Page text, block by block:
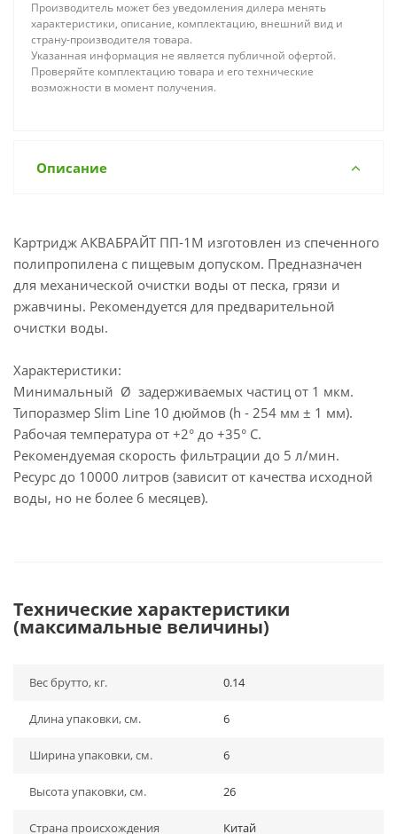
Производитель может без уведомления дилера менять
характеристики, описание, комплектацию, внешний вид и
страну-производителя товара.
Указанная информация не является публичной офертой.
Проверяйте комплектацию товара и его технические
возможности в момент получения.
Описание
Картридж АКВАБРАЙТ ПП-1М изготовлен из спеченного
полипропилена с пищевым допуском. Предназначен
для механической очистки воды от песка, грязи и
ржавчины. Рекомендуется для предварительной
очистки воды.
Характеристики:
Минимальный Ø задерживаемых частиц от 1 мкм.
Типоразмер Slim Line 10 дюймов (h - 254 мм ± 1 мм).
Рабочая температура от +2° до +35° С.
Рекомендуемая скорость фильтрации до 5 л/мин.
Ресурс до 10000 литров (зависит от качества исходной
воды, но не более 6 месяцев).
Технические характеристики
(максимальные величины)
Вес брутто, кг. 0.14
Длина упаковки, см. 6
Ширина упаковки, см. 6
Высота упаковки, см. 26
Страна происхождения Китай